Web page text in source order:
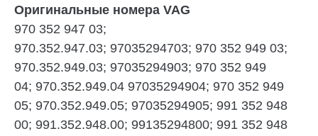
Оригинальные номера VAG
970 352 947 03;
970.352.947.03; 97035294703; 970 352 949 03;
970.352.949.03; 97035294903; 970 352 949
04; 970.352.949.04 97035294904; 970 352 949
05; 970.352.949.05; 97035294905; 991 352 948
00; 991.352.948.00; 99135294800; 991 352 948